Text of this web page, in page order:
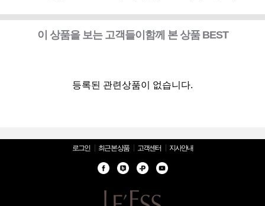
이 상품을 보는 고객들이함께 본 상품 BEST
등록된 관련상품이 없습니다.
로그인 최근 본 상품 고객센터 지사안내